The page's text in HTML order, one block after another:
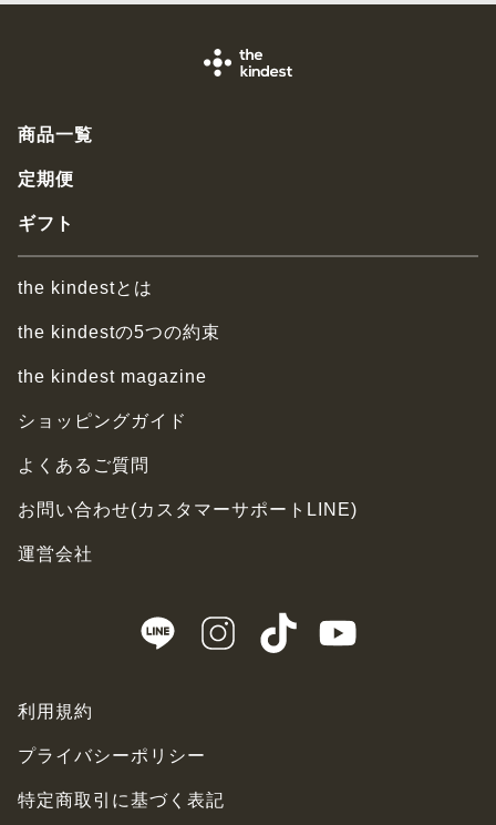
商品一覧
定期便
ギフト
the kindestとは
the kindestの5つの約束
the kindest magazine
ショッピングガイド
よくあるご質問
お問い合わせ(カスタマーサポートLINE)
運営会社
利用規約
プライバシーポリシー
特定商取引に基づく表記